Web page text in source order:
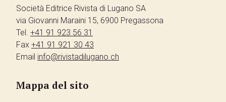
Società Editrice Rivista di Lugano SA
via Giovanni Maraini 15, 6900 Pregassona
Tel. +41 91 923 56 31
Fax +41 91 921 30 43
Email info@rivistadilugano.ch
Mappa del sito